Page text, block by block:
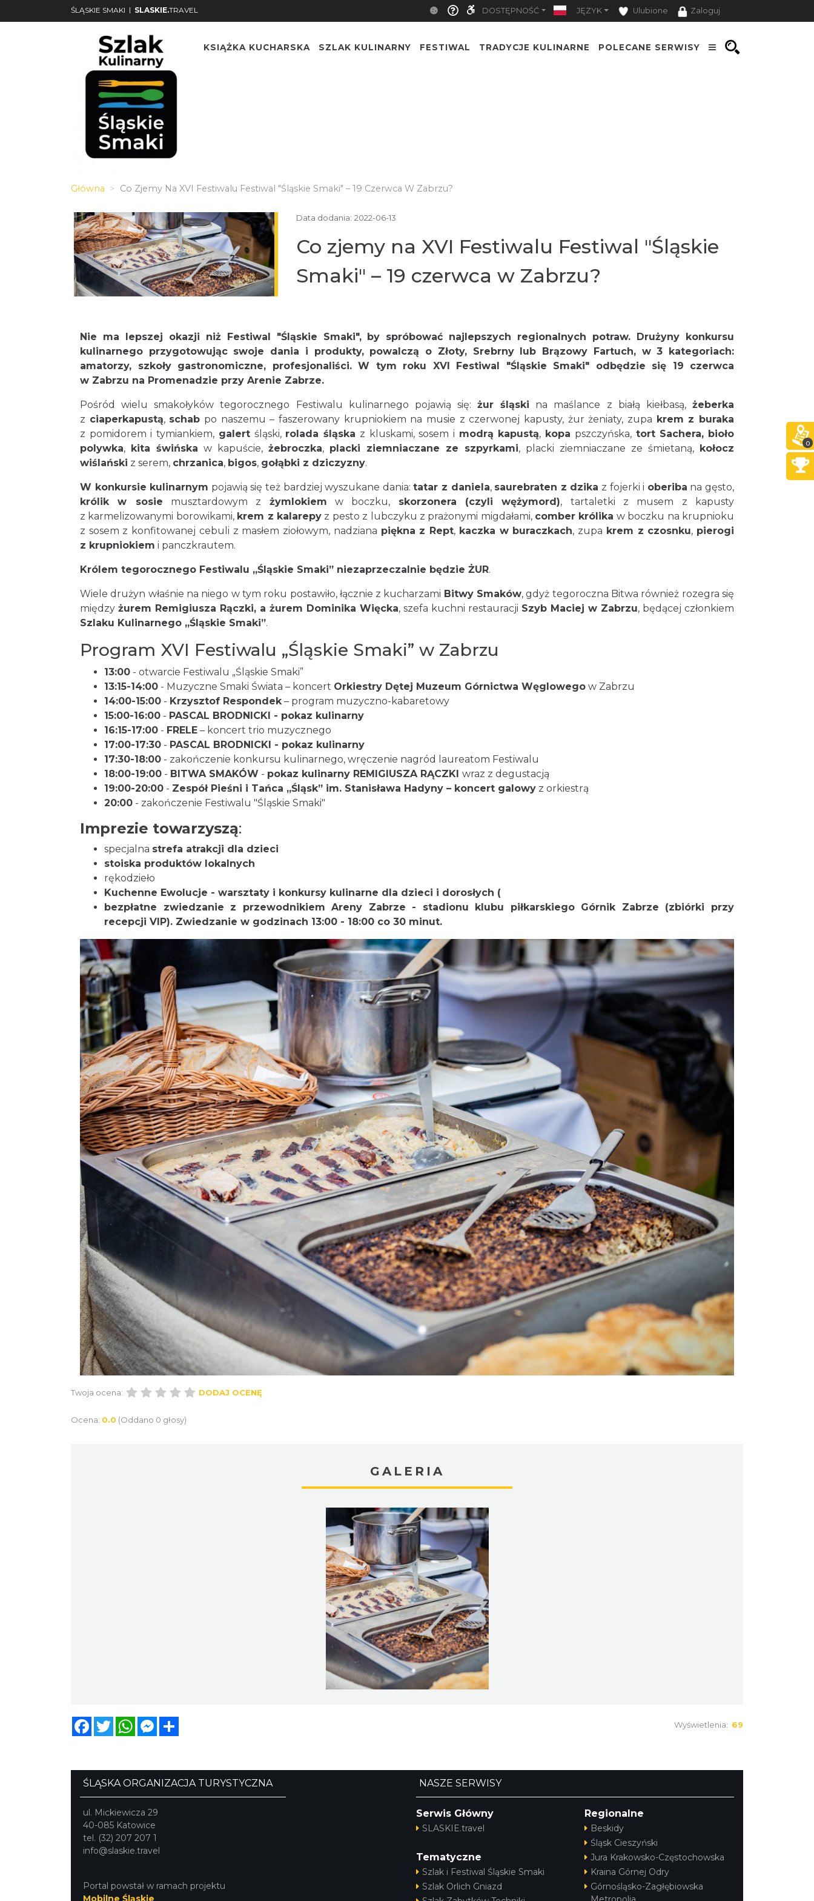
ŚLĄSKIE SMAKI | SLASKIE.TRAVEL DOSTĘPNOŚĆ JĘZYK Ulubione Zaloguj
KSIĄŻKA KUCHARSKA SZLAK KULINARNY FESTIWAL TRADYCJE KULINARNE POLECANE SERWISY
Główna Co Zjemy Na XVI Festiwalu Festiwal "Śląskie Smaki" – 19 Czerwca W Zabrzu?
Data dodania: 2022-06-13
Co zjemy na XVI Festiwalu Festiwal "Śląskie
Smaki" – 19 czerwca w Zabrzu?
Nie ma lepszej okazji niż Festiwal "Śląskie Smaki", by spróbować najlepszych regionalnych potraw. Drużyny konkursu
kulinarnego przygotowując swoje dania i produkty, powalczą o Złoty, Srebrny lub Brązowy Fartuch, w 3 kategoriach:
amatorzy, szkoły gastronomiczne, profesjonaliści. W tym roku XVI Festiwal "Śląskie Smaki" odbędzie się 19 czerwca
w Zabrzu na Promenadzie przy Arenie Zabrze.
Pośród wielu smakołyków tegorocznego Festiwalu kulinarnego pojawią się:żur śląski na maślance z białą kiełbasą,żeberka
z ciaperkapustą, schab po naszemu – faszerowany krupniokiem na musie z czerwonej kapusty, żur żeniaty, zupa krem z buraka
z pomidorem i tymiankiem, galertśląski, rolada śląska z kluskami, sosem i modrą kapustą, kopa pszczyńska, tort Sachera, bioło
polywka, kita świńska w kapuście, żebroczka, placki ziemniaczane ze szpyrkami, placki ziemniaczane ze śmietaną, kołocz
wiślański z serem, chrzanica, bigos, gołąbki z dziczyzny.
W konkursie kulinarnym pojawią się też bardziej wyszukane dania:tatar z daniela, saurebraten z dzika z fojerki i oberiba na gęsto,
królik w sosie musztardowym z żymlokiem w boczku, skorzonera (czyli wężymord), tartaletki z musem z kapusty
z karmelizowanymi borowikami, krem z kalarepyz pesto z lubczyku z prażonymi migdałami, comber królika w boczku na krupnioku
z sosem z konfitowanej cebuli z masłem ziołowym, nadziana piękna z Rept, kaczka w buraczkach, zupa krem z czosnku, pierogi
z krupniokiem i panczkrautem.
Królem tegorocznego Festiwalu „Śląskie Smaki” niezaprzeczalnie będzie ŻUR.
Wiele drużyn właśnie na niego w tym roku postawiło, łącznie z kucharzami Bitwy Smaków, gdyż tegoroczna Bitwa również rozegra się
między żurem Remigiusza Rączki, a żurem Dominika Więcka, szefa kuchni restauracji Szyb Maciej w Zabrzu, będącej członkiem
Szlaku Kulinarnego „Śląskie Smaki”.
Program XVI Festiwalu „Śląskie Smaki” w Zabrzu
13:00 - otwarcie Festiwalu „Śląskie Smaki”
13:15-14:00 - Muzyczne Smaki Świata – koncert Orkiestry Dętej Muzeum Górnictwa Węglowego w Zabrzu
14:00-15:00 - Krzysztof Respondek– program muzyczno-kabaretowy
15:00-16:00 - PASCAL BRODNICKI - pokaz kulinarny
16:15-17:00 - FRELE – koncert trio muzycznego
17:00-17:30 - PASCAL BRODNICKI - pokaz kulinarny
17:30-18:00 - zakończenie konkursu kulinarnego, wręczenie nagród laureatom Festiwalu
18:00-19:00 - BITWA SMAKÓW - pokaz kulinarny REMIGIUSZA RĄCZKI wraz z degustacją
19:00-20:00 - Zespół Pieśni i Tańca „Śląsk” im. Stanisława Hadyny – koncert galowy z orkiestrą
20:00 - zakończenie Festiwalu "Śląskie Smaki"
Imprezie towarzyszą:
specjalna strefa atrakcji dla dzieci
stoiska produktów lokalnych
rękodzieło
Kuchenne Ewolucje - warsztaty i konkursy kulinarne dla dzieci i dorosłych (
bezpłatne zwiedzanie z przewodnikiem Areny Zabrze - stadionu klubu piłkarskiego Górnik Zabrze (zbiórki przy
recepcji VIP). Zwiedzanie w godzinach 13:00 - 18:00 co 30 minut.
Twoja ocena: DODAJ OCENĘ
Ocena: 0.0 (Oddano 0 głosy)
GALERIA
FacebookTwitterWhatsAppMessenger Wyświetlenia: 69
ŚLĄSKA ORGANIZACJA TURYSTYCZNA
ul. Mickiewicza 29
40-085 Katowice
tel. (32) 207 207 1
info@slaskie.travel
Portal powstał w ramach projektu
Mobilne Śląskie
NASZE SERWISY
Serwis Główny
SLASKIE.travel
Tematyczne
Szlak i Festiwal Śląskie Smaki
Szlak Orlich Gniazd
Regionalne
Beskidy
Śląsk Cieszyński
Jura Krakowsko-Częstochowska
Kraina Górnej Odry
Górnośląsko-Zagłębiowska
0